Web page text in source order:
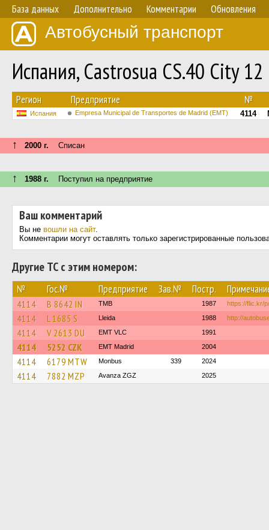
База данных Дополнительно Комментарии Обновления
Автобусный транспорт
Испания, Castrosua CS.40 City
Регион Предприятие №
Испания Empresa Municipal de Transportes de Madrid (EMT) 4114
↑ 2000 г. Списан
↑ 1988 г. Поступил на предприятие
Ваш комментарий
Вы не вошли на сайт.
Комментарии могут оставлять только зарегистрированные
Другие ТС с этим номером:
№ Гос.№ Предприятие Зав.№ Постр.
4114 B 8642 IN TMB 1987 https://flic.kr/
4114 L 1685 S Lleida 1988 http://
4114 V 2613 DU EMT VLC 1991
4114 5252 CZK EMT Madrid 2004
4114 6179 MTW Monbus 339 2024
4114 7882 MZP Avanza ZGZ 2025